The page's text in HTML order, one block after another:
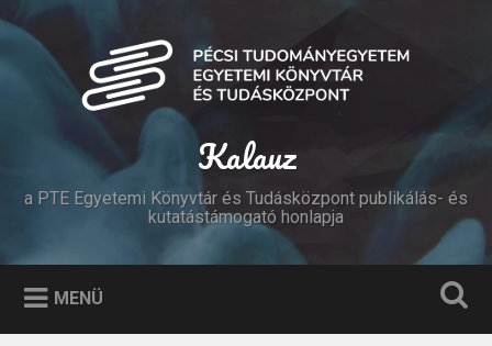
Tovább
tartalomhoz
Keresés
Kalauz
a PTE Egyetemi Könyvtár és Tudásközpont publikálás- és
kutatástámogató honlapja
MENÜ